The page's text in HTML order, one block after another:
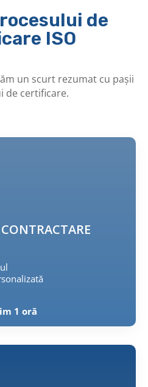
de
ISO
un scurt rezumat cu pașii
de certificare.
1 oră